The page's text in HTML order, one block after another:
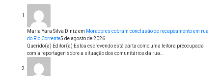
Maria Yara Silva Dinizem Moradores cobram conclusão de recapeamento em rua
do Rio Corrente5 de agosto de 2026
Querido(a) Editor(a) Estou escrevendo está carta como uma leitora preocupada
com a reportagen sobre a situação dos comunitários da rua…